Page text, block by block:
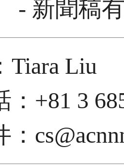
- 新聞稿
Tiara Liu
+81 3